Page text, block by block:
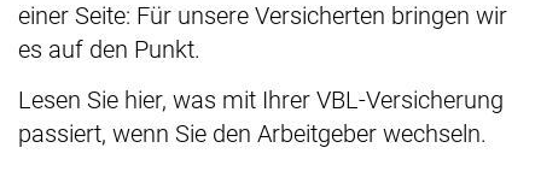
einer Seite: Für unsere Versicherten bringen wir
es auf den Punkt.
Lesen Sie hier, was mit Ihrer VBL-Versicherung
passiert, wenn Sie den Arbeitgeber wechseln.